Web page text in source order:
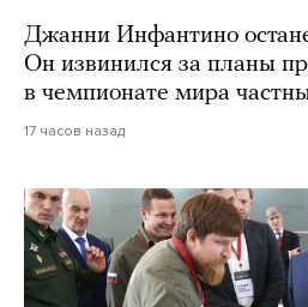
Джанни Инфантино
Он извинился за планы
в чемпионате мира
17 часов назад